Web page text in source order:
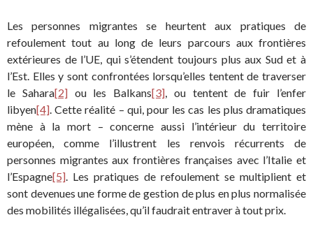
Les personnes migrantes se heurtent aux pratiques de
refoulement tout au long de leurs parcours aux frontières
extérieures de l’UE, qui s’étendent toujours plus aux Sud et à
l’Est. Elles y sont confrontées lorsqu’elles tentent de traverser
le Sahara[2]ou les Balkans[3], ou tentent de fuir l’enfer
libyen[4]. Cette réalité – qui, pour les cas les plus dramatiques
mène à la mort – concerne aussi l’intérieur du territoire
européen, comme l’illustrent les renvois récurrents de
personnes migrantes aux frontières françaises avec l’Italie et
l’Espagne[5]. Les pratiques de refoulement se multiplient et
sont devenues une forme de gestion de plus en plus normalisée
des mobilités illégalisées, qu’il faudrait entraver à tout prix.